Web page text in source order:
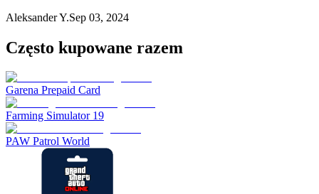
Aleksander Y.Sep 03, 2024
Często kupowane razem
Garena Prepaid Card
Farming Simulator 19
PAW Patrol World